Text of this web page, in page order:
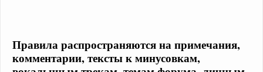
Правила распространяются на примечания,
комментарии, тексты к минусовкам,